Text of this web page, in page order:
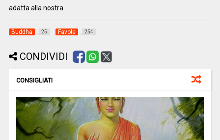
adatta alla nostra.
Buddha 25 Favole 254
CONDIVIDI
CONSIGLIATI